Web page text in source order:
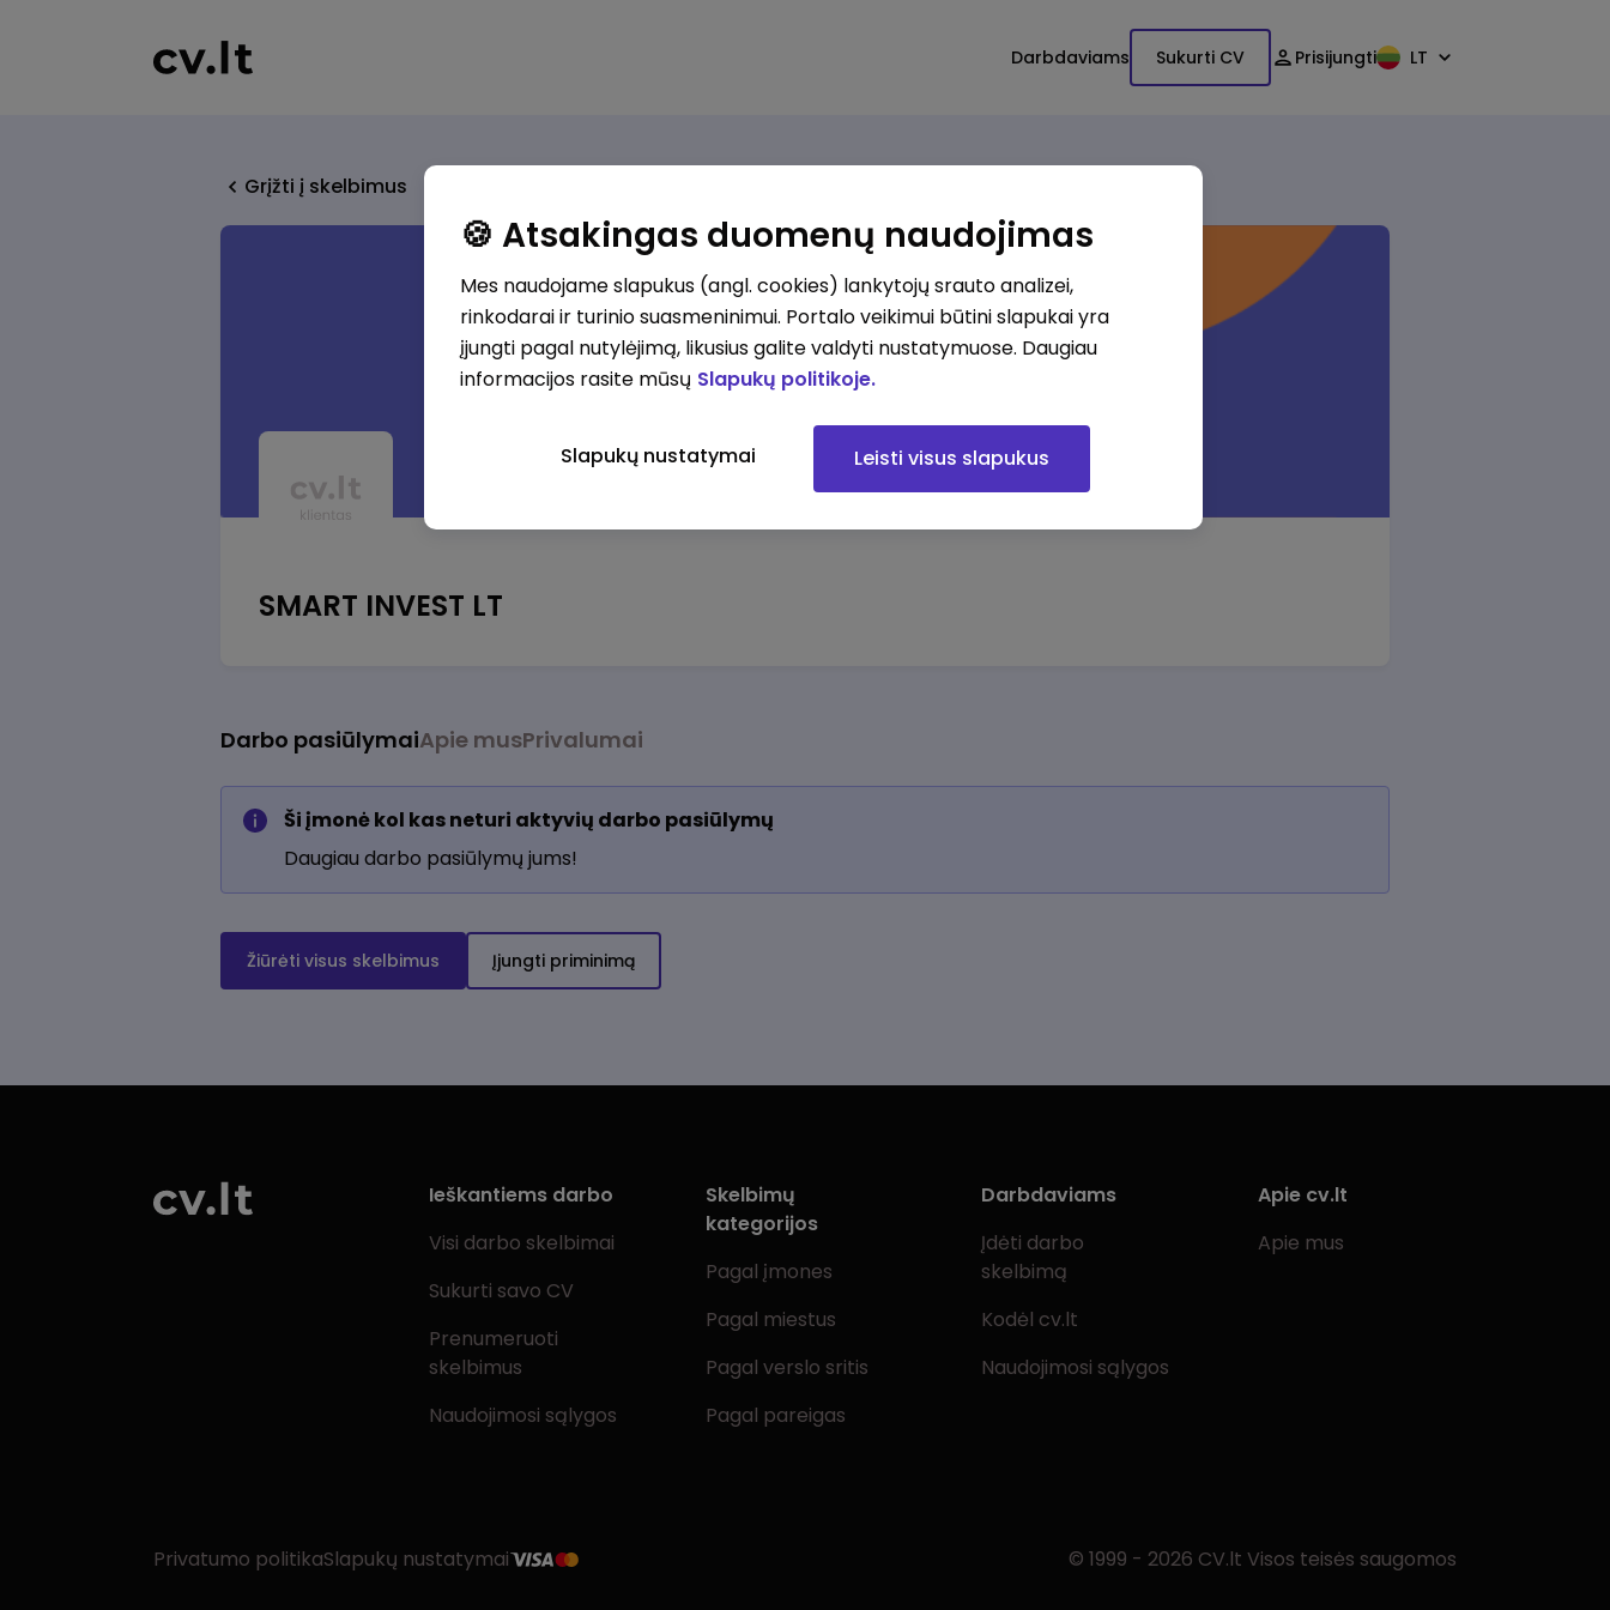
Darbdaviams Sukurti CV Prisijungti LT
Grįžti į skelbimus
SMART INVEST LT
Darbo pasiūlymaiApie musPrivalumai
Ši įmonė kol kas neturi aktyvių darbo pasiūlymų
Daugiau darbo pasiūlymų jums!
Žiūrėti visus skelbimus Įjungti priminimą
Ieškantiems darbo
Visi darbo skelbimai
Sukurti savo CV
Prenumeruoti
skelbimus
Naudojimosi sąlygos
Skelbimų
kategorijos
Pagal įmones
Pagal miestus
Pagal verslo sritis
Pagal pareigas
Darbdaviams
Įdėti darbo
skelbimą
Kodėl cv.lt
Naudojimosi sąlygos
Apie cv.lt
Apie mus
Privatumo politikaSlapukų nustatymai © 1999 - 2026 CV.lt Visos teisės saugomos
🍪 Atsakingas duomenų naudojimas
Mes naudojame slapukus (angl. cookies) lankytojų srauto analizei,
rinkodarai ir turinio suasmeninimui. Portalo veikimui būtini slapukai yra
įjungti pagal nutylėjimą, likusius galite valdyti nustatymuose. Daugiau
informacijos rasite mūsų Slapukų politikoje.
Slapukų nustatymai Leisti visus slapukus